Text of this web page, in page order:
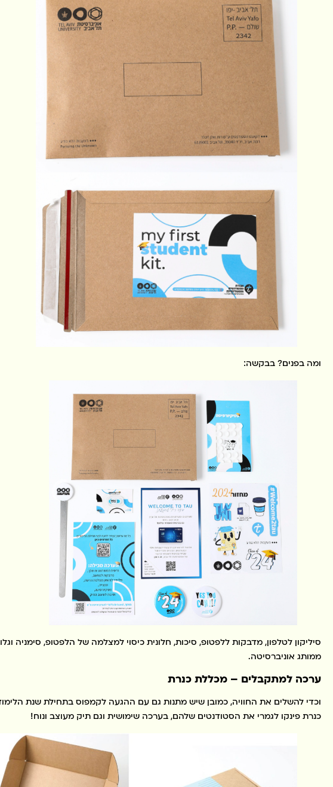
ומה בפנים? בבקשה:
סיליקון לטלפון, מדבקות ללפטופ, סיכות, חלונית כיסוי למצלמה של הלפטופ, סימניה
ממותג אוניברסיטה.
ערכה למתקבלים – מכללת כנרת
וכדי להשלים את החוויה, כמובן שיש מתנות גם עם ההגעה לקמפוס בתחילת שנת
כנרת פינקו לגמרי את הסטודנטים שלהם, בערכה שימושית וגם תיק מעוצב ונוח!